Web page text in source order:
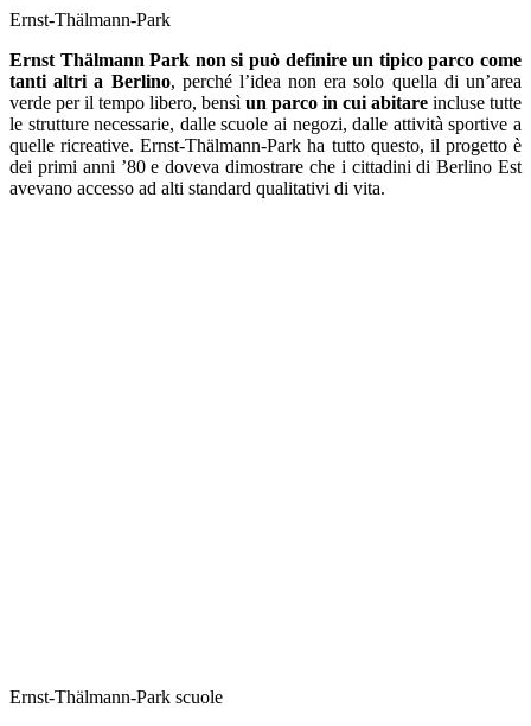
Ernst-Thälmann-Park
Ernst Thälmann Park non si può definire un tipico parco come
tanti altri a Berlino, perché l’idea non era solo quella di un’area
verde per il tempo libero, bensì un parco in cui abitare incluse tutte
le strutture necessarie, dalle scuole ai negozi, dalle attività sportive a
quelle ricreative. Ernst-Thälmann-Park ha tutto questo, il progetto è
dei primi anni ’80 e doveva dimostrare che i cittadini di Berlino Est
avevano accesso ad alti standard qualitativi di vita.
Ernst-Thälmann-Park scuole